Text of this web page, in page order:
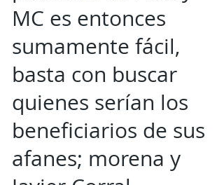
MC es entonces
sumamente fácil,
basta con buscar
quienes serían los
beneficiarios de sus
afanes; morena y